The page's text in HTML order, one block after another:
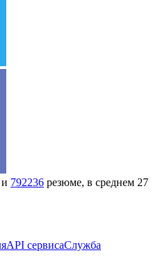
792236 резюме, в среднем 27
API сервисаСлужба